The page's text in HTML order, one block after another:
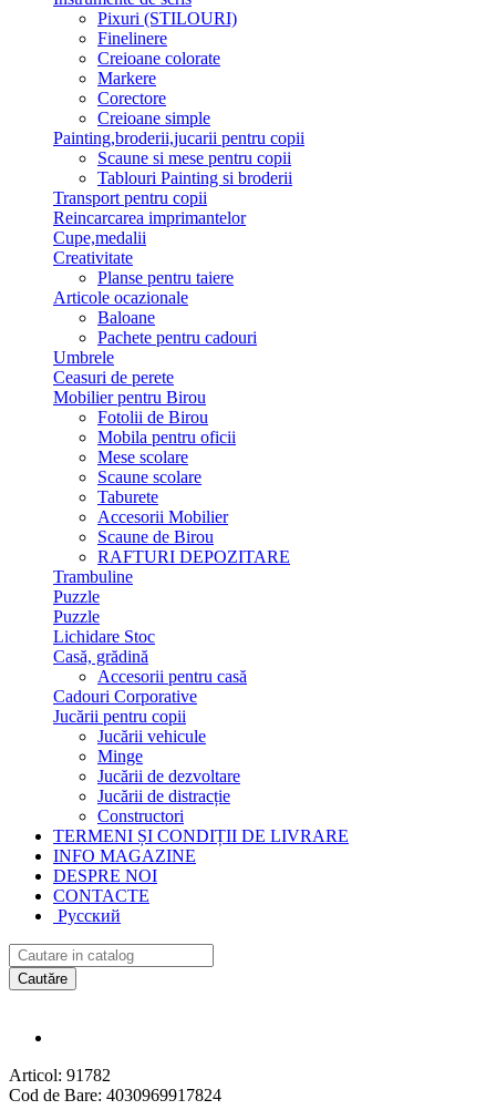
Pixuri (STILOURI)
Finelinere
Creioane colorate
Markere
Corectore
Creioane simple
Painting,broderii,jucarii pentru copii
Scaune si mese pentru copii
Tablouri Painting si broderii
Transport pentru copii
Reincarcarea imprimantelor
Cupe,medalii
Creativitate
Planse pentru taiere
Articole ocazionale
Baloane
Pachete pentru cadouri
Umbrele
Ceasuri de perete
Mobilier pentru Birou
Fotolii de Birou
Mobila pentru oficii
Mese scolare
Scaune scolare
Taburete
Accesorii Mobilier
Scaune de Birou
RAFTURI DEPOZITARE
Trambuline
Puzzle
Puzzle
Lichidare Stoc
Casă, grădină
Accesorii pentru casă
Cadouri Corporative
Jucării pentru copii
Jucării vehicule
Minge
Jucării de dezvoltare
Jucării de distracție
Constructori
TERMENI ȘI CONDIȚII DE LIVRARE
INFO MAGAZINE
DESPRE NOI
CONTACTE
Русский
Cautăre
Articol: 91782
Cod de Bare: 4030969917824